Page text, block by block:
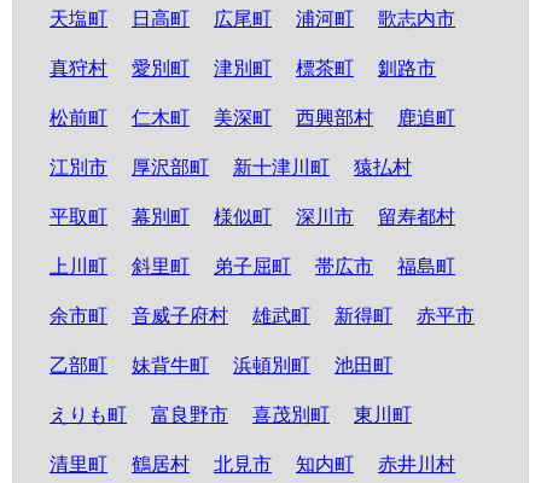
天塩町 日高町 広尾町 浦河町 歌志内市
真狩村 愛別町 津別町 標茶町 釧路市
松前町 仁木町 美深町 西興部村 鹿追町
江別市 厚沢部町 新十津川町 猿払村
平取町 幕別町 様似町 深川市 留寿都村
上川町 斜里町 弟子屈町 帯広市 福島町
余市町 音威子府村 雄武町 新得町 赤平市
乙部町 妹背牛町 浜頓別町 池田町
えりも町 富良野市 喜茂別町 東川町
清里町 鶴居村 北見市 知内町 赤井川村